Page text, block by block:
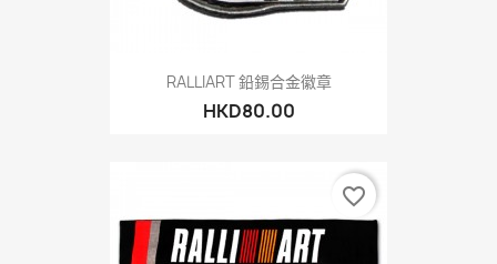
RALLIART 鉛錫合金徽章
HKD80.00
favorite_border